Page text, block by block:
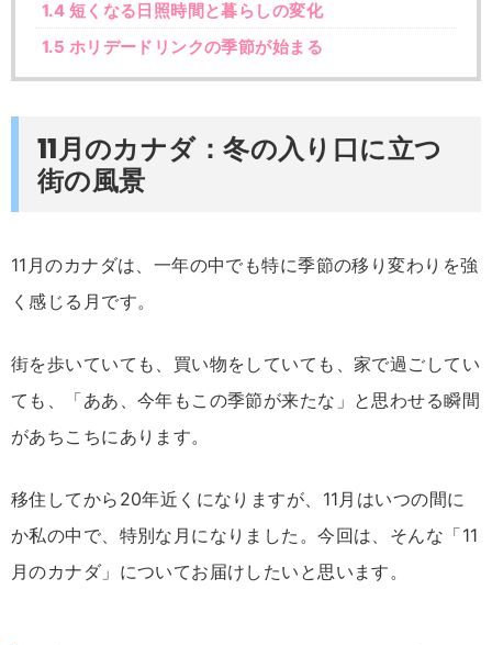
1.4 短くなる日照時間と暮らしの変化
1.5 ホリデードリンクの季節が始まる
11月のカナダ：冬の入り口に立つ
街の風景
11月のカナダは、一年の中でも特に季節の移り変わりを強
く感じる月です。
街を歩いていても、買い物をしていても、家で過ごしてい
ても、「ああ、今年もこの季節が来たな」と思わせる瞬間
があちこちにあります。
移住してから20年近くになりますが、11月はいつの間に
か私の中で、特別な月になりました。今回は、そんな「11
月のカナダ」についてお届けしたいと思います。